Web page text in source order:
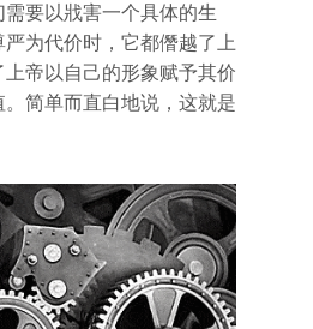
要以戕害一个具体的生
为代价时，它都僭越了上
帝以自己的形象赋予其价
简单而直白地说，这就是